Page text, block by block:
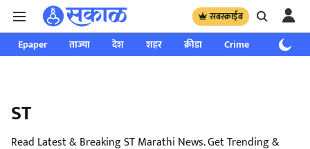
सबस्क्राईब
Epaper ताज्या देश शहर क्रीडा Crime साप्ताहिक
ST
Read Latest & Breaking ST Marathi News. Get Trending &